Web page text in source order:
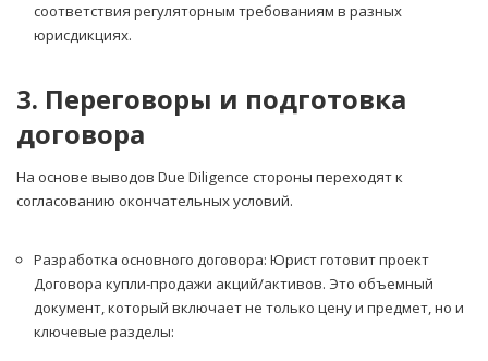
соответствия регуляторным требованиям в разных
юрисдикциях.
3. Переговоры и подготовка
договора
На основе выводов Due Diligence стороны переходят к
согласованию окончательных условий.
Разработка основного договора: Юрист готовит проект
Договора купли-продажи акций/активов. Это объемный
документ, который включает не только цену и предмет, но и
ключевые разделы: